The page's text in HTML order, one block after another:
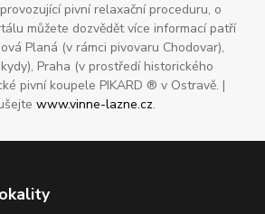
pivní relaxační proceduru, o
můžete dozvědět více informací patří
Planá (v rámci pivovaru Chodovar),
Praha (v prostředí historického
pivní koupele PIKARD ® v Ostravě. |
www.vinne-lazne.cz.